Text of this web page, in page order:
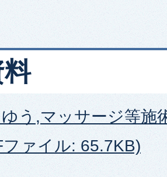
う,マッサージ等施
ファイル: 65.7KB)